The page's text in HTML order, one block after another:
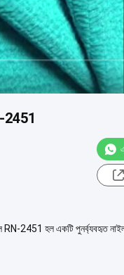
2451
2451 হল একটি পুনর্ব্যবহৃত